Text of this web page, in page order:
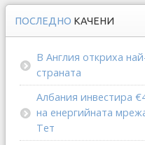
ПОСЛЕДНО КАЧЕНИ
В Англия откриха
страната
Албания инвестира
на енергийната
Тет